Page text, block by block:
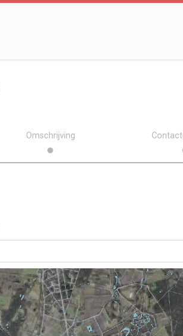
Omschrijving